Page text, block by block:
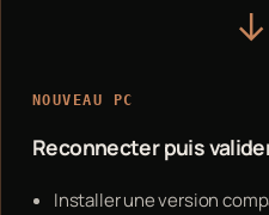
→
NOUVEAU PC
Reconnecter puis
Installer une version